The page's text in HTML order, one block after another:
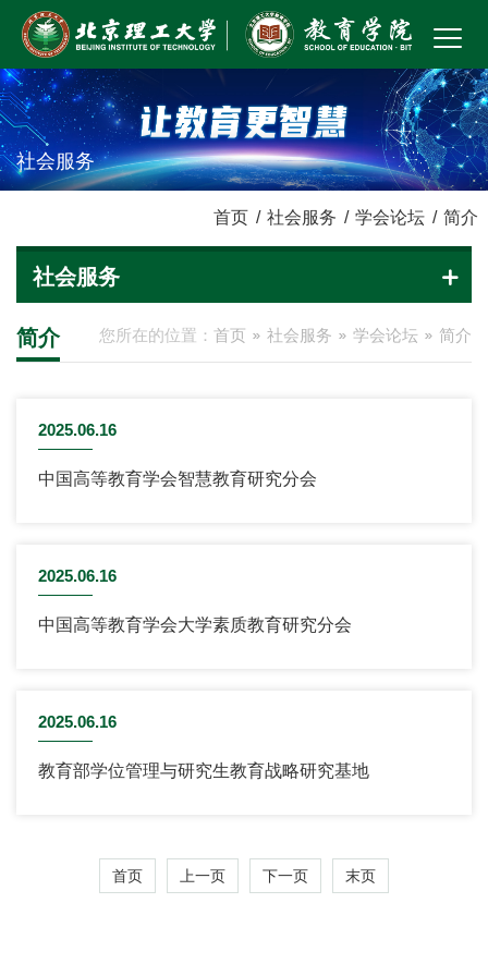
社会服务
首页 / 社会服务 / 学会论坛 / 简介
社会服务
您所在的位置： 首页 社会服务 学会论坛 简介
简介
2025.06.16
中国高等教育学会智慧教育研究分会
2025.06.16
中国高等教育学会大学素质教育研究分会
2025.06.16
教育部学位管理与研究生教育战略研究基地
首页 上一页 下一页 末页